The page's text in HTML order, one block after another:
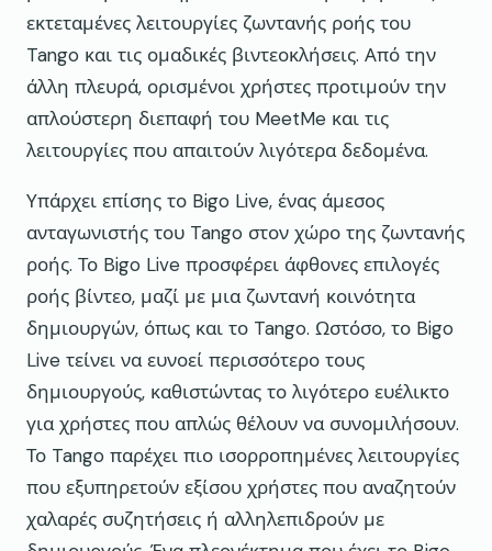
εκτεταμένες λειτουργίες ζωντανής ροής του
Tango και τις ομαδικές βιντεοκλήσεις. Από την
άλλη πλευρά, ορισμένοι χρήστες προτιμούν την
απλούστερη διεπαφή του MeetMe και τις
λειτουργίες που απαιτούν λιγότερα δεδομένα.
Υπάρχει επίσης το Bigo Live, ένας άμεσος
ανταγωνιστής του Tango στον χώρο της ζωντανής
ροής. Το Bigo Live προσφέρει άφθονες επιλογές
ροής βίντεο, μαζί με μια ζωντανή κοινότητα
δημιουργών, όπως και το Tango. Ωστόσο, το Bigo
Live τείνει να ευνοεί περισσότερο τους
δημιουργούς, καθιστώντας το λιγότερο ευέλικτο
για χρήστες που απλώς θέλουν να συνομιλήσουν.
Το Tango παρέχει πιο ισορροπημένες λειτουργίες
που εξυπηρετούν εξίσου χρήστες που αναζητούν
χαλαρές συζητήσεις ή αλληλεπιδρούν με